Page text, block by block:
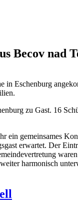
Becov nad
in Eschenburg
zu Gast. 16
gemeinsames
erwartet. Der
weiter harmonisch